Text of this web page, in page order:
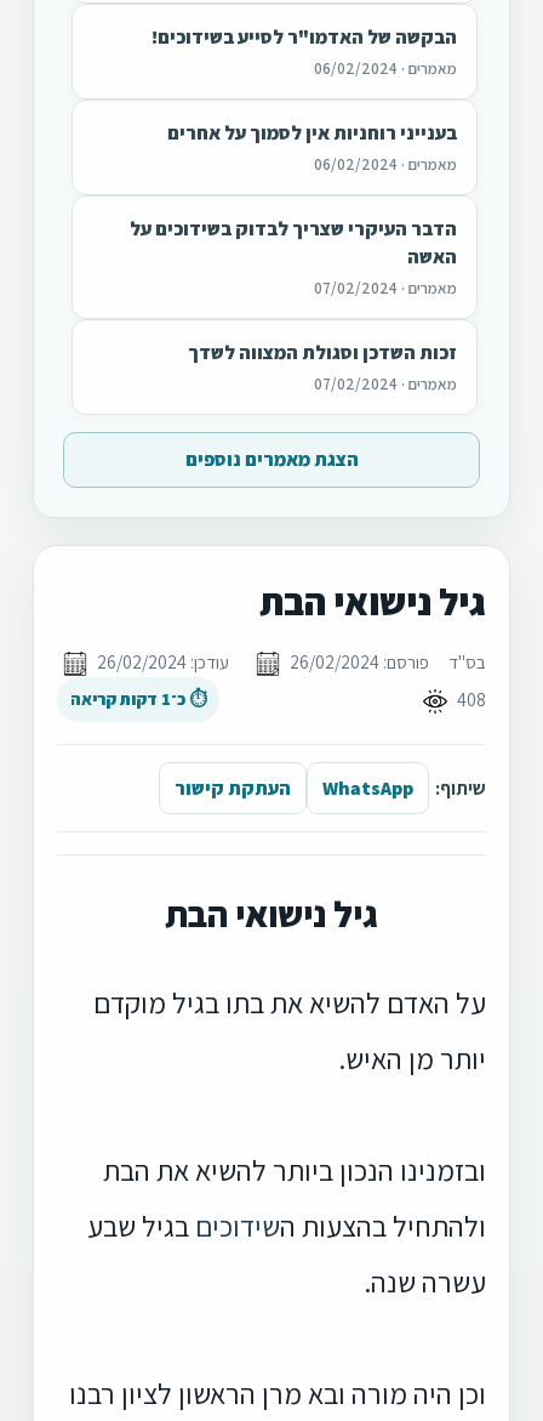
הבקשה של האדמו"ר לסייע בשידוכים!
מאמרים · 06/02/2024
בענייני רוחניות אין לסמוך על אחרים
מאמרים · 06/02/2024
הדבר העיקרי שצריך לבדוק בשידוכים על
האשה
מאמרים · 07/02/2024
זכות השדכן וסגולת המצווה לשדך
מאמרים · 07/02/2024
הצגת מאמרים נוספים
גיל נישואי הבת
בס"ד פורסם: 26/02/2024
עודכן: 26/02/2024
408
⏱ כ־1 דקות קריאה
שיתוף: WhatsApp העתקת קישור
גיל נישואי הבת
על האדם להשיא את בתו בגיל מוקדם
יותר מן האיש.
ובזמנינו הנכון ביותר להשיא את הבת
ולהתחיל בהצעות השידוכים בגיל שבע
עשרה שנה.
וכן היה מורה ובא מרן הראשון לציון רבנו